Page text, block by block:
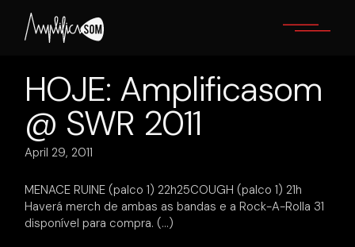
content
HOJE: Amplificasom
@ SWR 2011
April 29, 2011
MENACE RUINE (palco 1) 22h25COUGH (palco 1) 21h
Haverá merch de ambas as bandas e a Rock-A-Rolla 31
disponível para compra.